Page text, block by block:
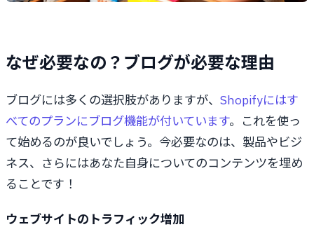
なぜ必要なの？ブログが必要な理由
ブログには多くの選択肢がありますが、 Shopifyにはす
べてのプランにブログ機能が付いています。これを使っ
て始めるのが良いでしょう。今必要なのは、製品やビジ
ネス、さらにはあなた自身についてのコンテンツを埋め
ることです！
ウェブサイトのトラフィック増加